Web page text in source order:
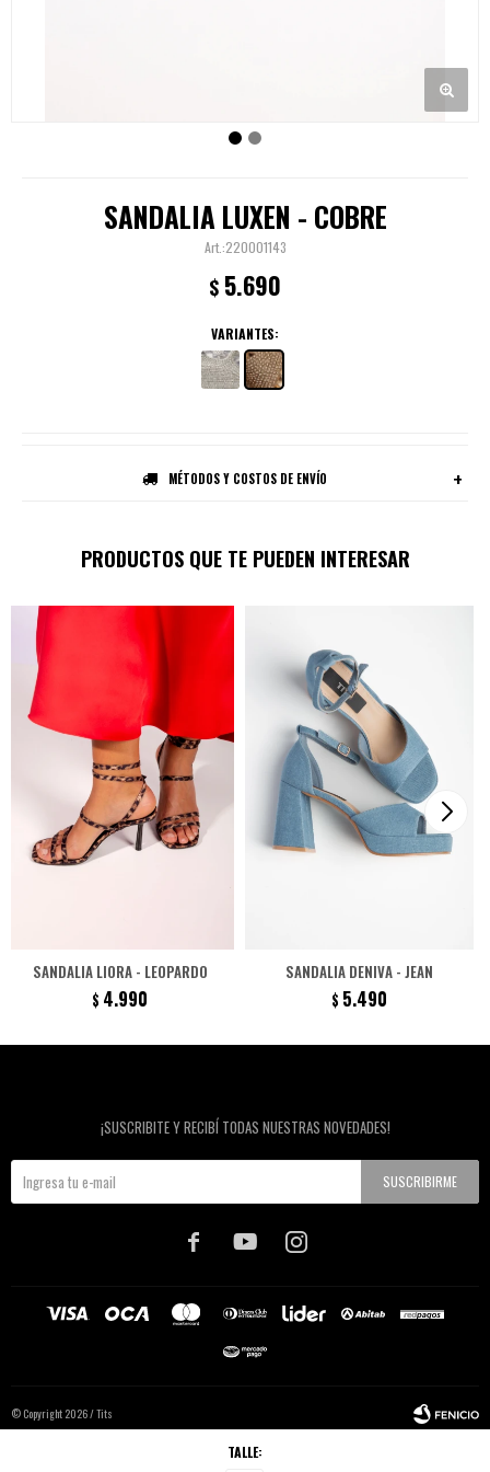
SANDALIA LUXEN - COBRE
220001143
$ 5.690
VARIANTES:
TALLE:
MÉTODOS Y COSTOS DE ENVÍO
PRODUCTOS QUE TE PUEDEN INTERESAR
SANDALIA LIORA - LEOPARDO
$ 4.990
SANDALIA DENIVA - JEAN
$ 5.490
¡SUSCRIBITE Y RECIBÍ TODAS NUESTRAS NOVEDADES!
SUSCRIBIRME
  
© Copyright 2026 / Tits